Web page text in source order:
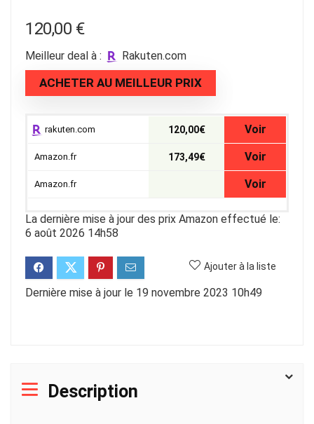
120,00 €
Meilleur deal à : rakuten.com
ACHETER AU MEILLEUR PRIX
rakuten.com 120,00€ Voir
Amazon.fr 173,49€ Voir
Amazon.fr Voir
La dernière mise à jour des prix Amazon effectué le:
6 août 2026 14h58
Ajouter à la liste
Dernière mise à jour le 19 novembre 2023 10h49
Description